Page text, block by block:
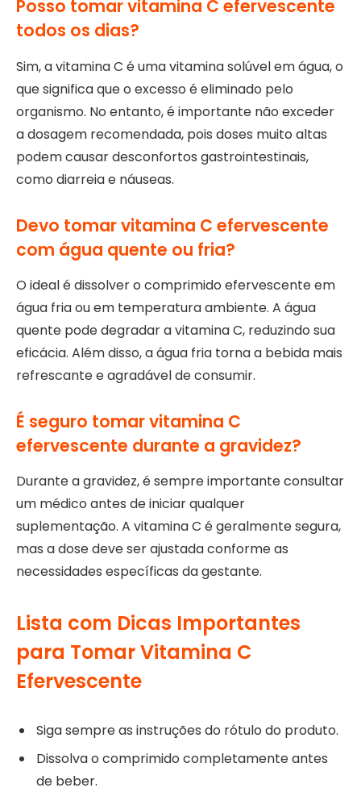
Posso tomar vitamina C efervescente
todos os dias?
Sim, a vitamina C é uma vitamina solúvel em água, o
que significa que o excesso é eliminado pelo
organismo. No entanto, é importante não exceder
a dosagem recomendada, pois doses muito altas
podem causar desconfortos gastrointestinais,
como diarreia e náuseas.
Devo tomar vitamina C efervescente
com água quente ou fria?
O ideal é dissolver o comprimido efervescente em
água fria ou em temperatura ambiente. A água
quente pode degradar a vitamina C, reduzindo sua
eficácia. Além disso, a água fria torna a bebida mais
refrescante e agradável de consumir.
É seguro tomar vitamina C
efervescente durante a gravidez?
Durante a gravidez, é sempre importante consultar
um médico antes de iniciar qualquer
suplementação. A vitamina C é geralmente segura,
mas a dose deve ser ajustada conforme as
necessidades específicas da gestante.
Lista com Dicas Importantes
para Tomar Vitamina C
Efervescente
Siga sempre as instruções do rótulo do produto.
Dissolva o comprimido completamente antes
de beber.